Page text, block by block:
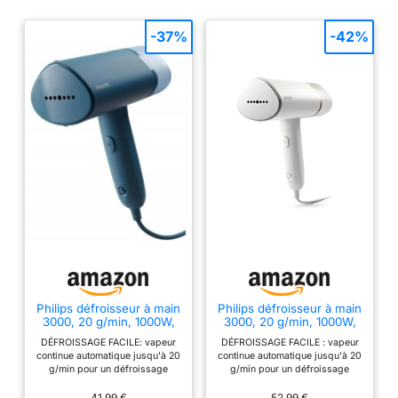
courante. Un simple
rinçage périodique
suffit pour éléiminer
les dépôts calcaires
professionnel de la
marque française
boutiques de Prêt à
Porter ou les
professionnels qui
travaillent avec des
tissus neufs
RÉSERVOIR
Philips défroisseur à main
3000, 20 g/min, 1000W,
pliable et compact, Bleu
DÉFROISSAGE FACILE: vapeur
continue automatique jusqu'à 20
g/min pour un défroissage
-37%
Philips défroisseur à main
3000, 20 g/min, 1000W,
pliable et léger, Blanc
DÉFROISSAGE FACILE : vapeur
continue automatique jusqu'à 20
g/min pour un défroissage
-42%